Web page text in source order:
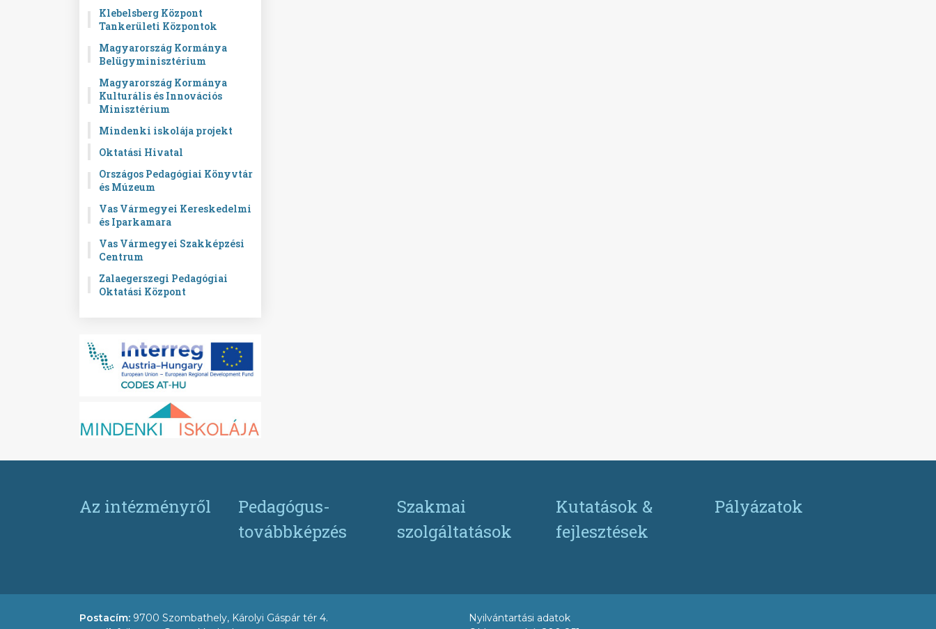
Klebelsberg Központ
Tankerületi Központok
Magyarország Kormánya
Belügyminisztérium
Magyarország Kormánya
Kulturális és Innovációs
Minisztérium
Mindenki iskolája projekt
Oktatási Hivatal
Országos Pedagógiai Könyvtár
és Múzeum
Vas Vármegyei Kereskedelmi
és Iparkamara
Vas Vármegyei Szakképzési
Centrum
Zalaegerszegi Pedagógiai
Oktatási Központ
Az intézményről
Pedagógus-
továbbképzés
Szakmai
szolgáltatások
Kutatások &
fejlesztések
Pályázatok
Postacím: 9700 Szombathely, Károlyi Gáspár tér 4.
Nyilvántartási adatok